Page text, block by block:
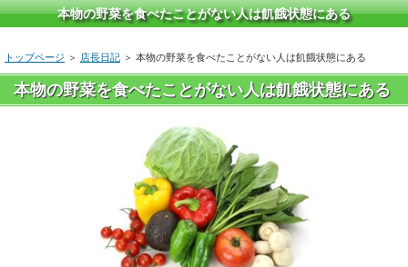
本物の野菜を食べたことがない人は飢餓状態にある
トップページ ＞ 店長日記 ＞ 本物の野菜を食べたことがない人は飢餓状態にある
本物の野菜を食べたことがない人は飢餓状態にある